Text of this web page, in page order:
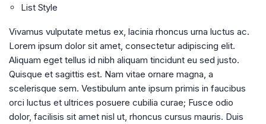
List Style
Vivamus vulputate metus ex, lacinia rhoncus urna luctus ac.
Lorem ipsum dolor sit amet, consectetur adipiscing elit.
Aliquam eget tellus id nibh aliquam tincidunt eu sed justo.
Quisque et sagittis est. Nam vitae ornare magna, a
scelerisque sem. Vestibulum ante ipsum primis in faucibus
orci luctus et ultrices posuere cubilia curae; Fusce odio
dolor, facilisis sit amet nisl ut, rhoncus cursus mauris. Duis